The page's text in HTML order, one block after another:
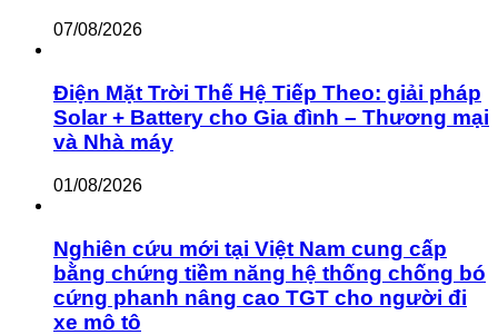
07/08/2026
Điện Mặt Trời Thế Hệ Tiếp Theo: giải pháp
Solar + Battery cho Gia đình – Thương mại
và Nhà máy
01/08/2026
Nghiên cứu mới tại Việt Nam cung cấp
bằng chứng tiềm năng hệ thống chống bó
cứng phanh nâng cao TGT cho người đi
xe mô tô